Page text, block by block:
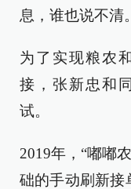
息，谁也说不清。
为了实现粮农
接，张新忠和
试。
2019年，“嘟嘟
础的手动刷新接